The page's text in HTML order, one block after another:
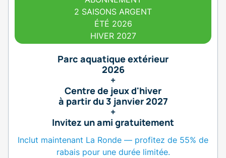
2 SAISONS ARGENT
ÉTÉ 2026
HIVER 2027
Parc aquatique extérieur
2026
+
Centre de jeux d'hiver
à partir du 3 janvier 2027
+
Invitez un ami gratuitement
Inclut maintenant La Ronde — profitez de 55% de
rabais pour une durée limitée.